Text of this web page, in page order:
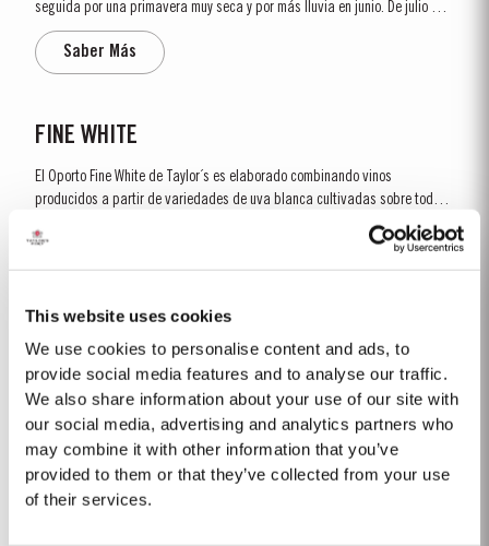
This website uses cookies
We use cookies to personalise content and ads, to
provide social media features and to analyse our traffic.
We also share information about your use of our site with
our social media, advertising and analytics partners who
may combine it with other information that you’ve
provided to them or that they’ve collected from your use
of their services.
seguida por una primavera muy seca y por más lluvia en junio. De julio a
octubre casi no llovió y la vendimia que comenzó el 21 de septiembre se
Saber Más
FINE WHITE
El Oporto Fine White de Taylor´s es elaborado combinando vinos
producidos a partir de variedades de uva blanca cultivadas sobre todo
en las laderas más altas de la región del Douro. Las variedades
utilizadas incluyen la Arinto, Boal (Semillon), Codega, Esgana Cão,
Folgasão, Gouveio, Viosinho y...
1997
Después de las nevadas registradas el 7 de enero, el invierno y la
primavera de 1997 fueron cálidos y secos. Temperaturas más altas que lo
normal ocasionaron un desborre precoz y el cuajado de la fruta en todas
caluroso. Como resultado, las...